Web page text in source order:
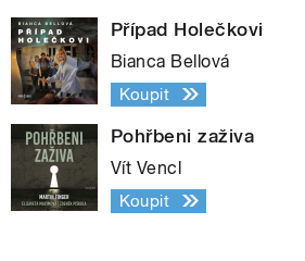
Případ Holečkovi
Bianca Bellová
Koupit
Pohřbeni zaživa
Vít Vencl
Koupit